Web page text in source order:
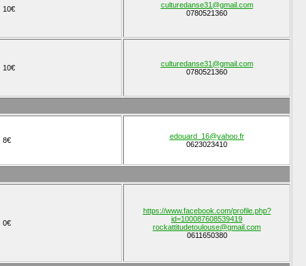
10€
culturedanse31@gmail.com
0780521360
10€
culturedanse31@gmail.com
0780521360
8€
edouard_16@yahoo.fr
0623023410
0€
https://www.facebook.com/profile.php?
id=100087608539419
rockattitudetoulouse@gmail.com
0611650380